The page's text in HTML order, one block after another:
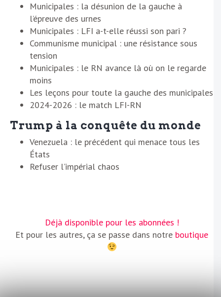
Municipales : la désunion de la gauche à
l’épreuve des urnes
Municipales : LFI a-t-elle réussi son pari ?
Communisme municipal : une résistance sous
tension
Municipales : le RN avance là où on le regarde
moins
Les leçons pour toute la gauche des municipales
2024-2026 : le match LFI-RN
Trump à la conquête du monde
Venezuela : le précédent qui menace tous les
États
Refuser l’impérial chaos
Déjà disponible pour les abonnées !
Et pour les autres, ça se passe dans notre boutique